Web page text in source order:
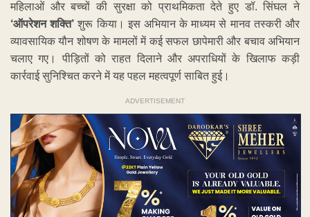
महिलाओं और बच्चों की सुरक्षा को प्राथमिकता देते हुए डॉ. सिंघल ने
‘ऑपरेशन शक्ति’ शुरू किया। इस अभियान के माध्यम से मानव तस्करी और
व्यावसायिक यौन शोषण के मामलों में कई सफल छापेमारी और बचाव अभियान
चलाए गए। पीड़ितों को राहत दिलाने और अपराधियों के खिलाफ कड़ी
कार्रवाई सुनिश्चित करने में यह पहल महत्वपूर्ण साबित हुई।
ADVERTISEMENT